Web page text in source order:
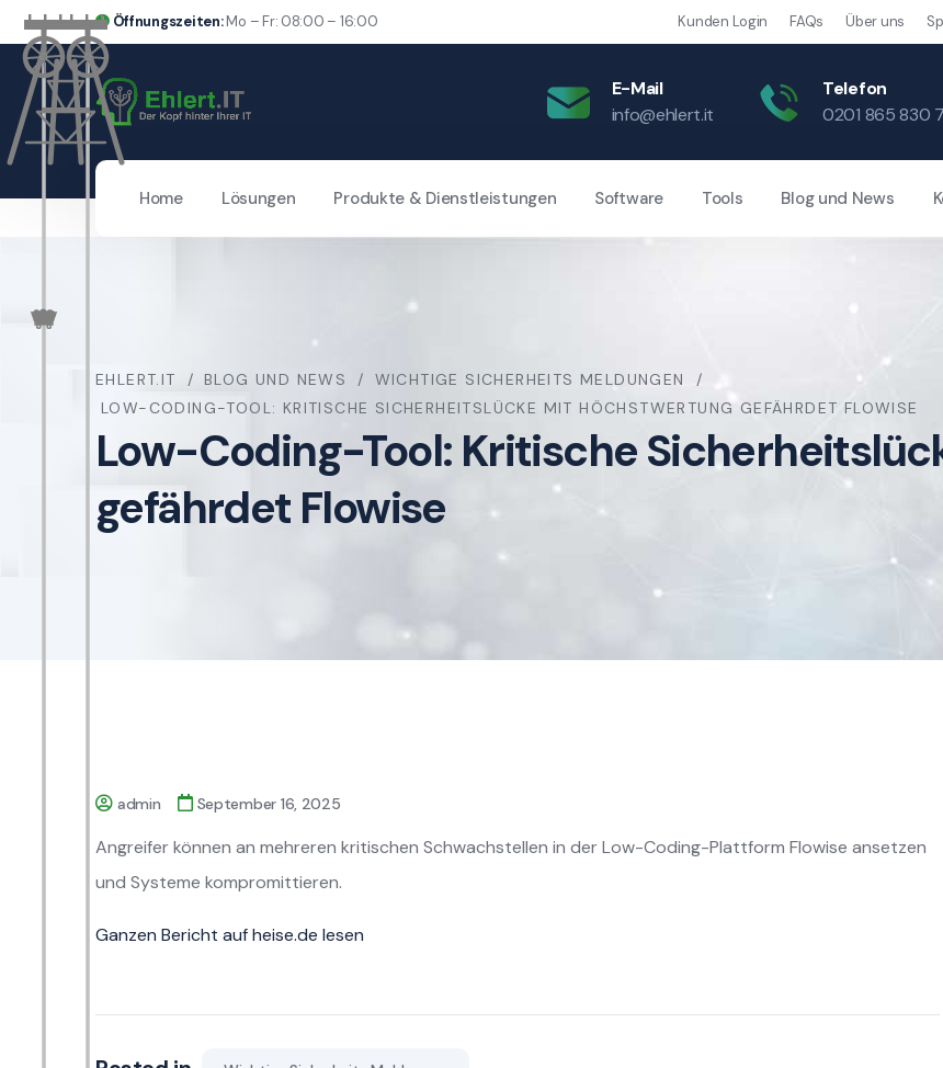
Öffnungszeiten:Mo – Fr: 08:00 – 16:00 Kunden Login FAQs Über uns
E-Mail
info@ehlert.it
Telefon
0201 865 830
Home Lösungen Produkte & Dienstleistungen Software Tools Blog und News
EHLERT.IT BLOG UND NEWS
WICHTIGE SICHERHEITS MELDUNGEN
LOW-CODING-TOOL: KRITISCHE SICHERHEITSLÜCKE MIT HÖCHSTWERTUNG GEFÄHRDET FLOWISE
Low-Coding-Tool: Kritische
gefährdet Flowise
admin September 16, 2025
Angreifer können an mehreren kritischen Schwachstellen in der Low-Coding-Plattform Flowise ansetzen
und Systeme kompromittieren.
Ganzen Bericht auf heise.de lesen